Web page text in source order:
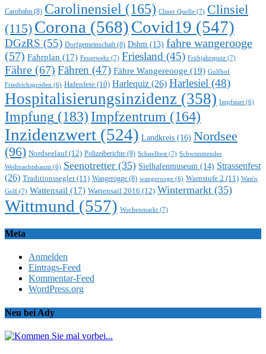
Carobahn (8) Carolinensiel (165) Cliner Quelle (7) Clinsiel
(115) Corona (568)Covid19 (547)
DGzRS (55) Dorfgemeinschaft(8) Dshm (13) fahre wangerooge
(57) Fahrplan (17) Feuerwehr (7) Friesland (45) Frühjahrsputz (7)
Fähre (67) Fähren (47) Fähre Wangereooge (19) Gulfhof
Friedrichsgroden (6) Hafenfete (10) Harlequiz (26) Harlesiel (48)
Hospitalisierungsinzidenz (358) Impfstart (6)
Impfung (183) Impfzentrum (164)
Inzidenzwert (524) Landkreis (16) Nordsee
(96) Nordseelauf(12) Polizeiberichte (8) Schnelltest (7) Schwimmender
Weihnachtsbaum (6) Seenotretter (35) Sielhafenmuseum (14) Strassenfest
(26) Traditionssegler(11) Wangerogge (8) wangerooge (6) Warnstufe 2 (11) Watt'n
Golf (7) Wattensail (17) Wattensail 2016 (12) Wintermarkt (35)
Wittmund (557) Wochenmarkt (7)
Meta
Anmelden
Eintrags-Feed
Kommentar-Feed
WordPress.org
Neu bei Ady